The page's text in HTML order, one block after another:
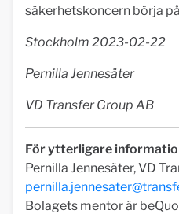
säkerhetskoncern börja
Stockholm 2023-02-22
Pernilla Jennesäter
VD Transfer Group AB
För ytterligare
Pernilla Jennesäter, VD
Bolagets mentor är